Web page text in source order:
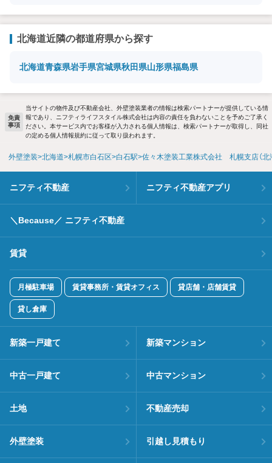
北海道近隣の都道府県から探す
北海道青森県岩手県宮城県秋田県山形県福島県
免責
事項
当サイトの物件及び不動産会社、外壁塗装業者の情報は検索パートナーが提供している情
報であり、ニフティライフスタイル株式会社は内容の責任を負わないことを予めご了承く
ださい。本サービス内でお客様が入力される個人情報は、検索パートナーが取得し、同社
の定める個人情報規約に従って取り扱われます。
外壁塗装 北海道 札幌市白石区 白石駅 佐々木塗装工業株式会社 札幌支店（北
ニフティ不動産 ニフティ不動産アプリ
＼Because／ ニフティ不動産
賃貸
月極駐車場 賃貸事務所・賃貸オフィス 貸店舗・店舗賃貸
貸し倉庫
新築一戸建て 新築マンション
中古一戸建て 中古マンション
土地 不動産売却
外壁塗装 引越し見積もり